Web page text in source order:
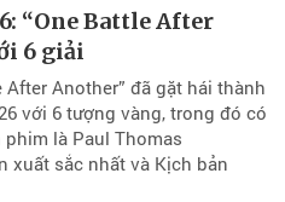
“One Battle After
6 giải
Another” đã gặt hái thành
với 6 tượng vàng, trong đó có
là Paul Thomas
xuất sắc nhất và Kịch bản